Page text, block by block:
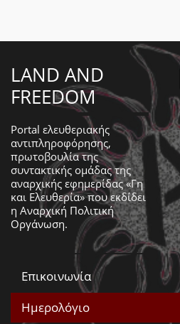
LAND AND
FREEDOM
Portal ελευθεριακής
αντιπληροφόρησης,
πρωτοβουλία της
συντακτικής ομάδας της
αναρχικής εφημερίδας «Γη
και Ελευθερία» που εκδίδει
η Αναρχική Πολιτική
Οργάνωση.
Επικοινωνία
Ημερολόγιο